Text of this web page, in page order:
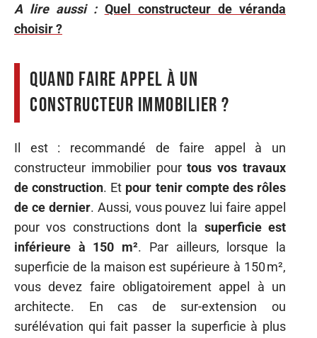
A lire aussi : Quel constructeur de véranda
choisir ?
Quand faire appel à un
constructeur immobilier ?
Il est : recommandé de faire appel à un
constructeur immobilier pourtous vos travaux
de construction. Et pour tenir compte des rôles
de ce dernier. Aussi, vous pouvez lui faire appel
pour vos constructions dont la superficie est
inférieure à 150 m². Par ailleurs, lorsque la
superficie de la maison est supérieure à 150 m²,
vous devez faire obligatoirement appel à un
architecte. En cas de sur-extension ou
surélévation qui fait passer la superficie à plus